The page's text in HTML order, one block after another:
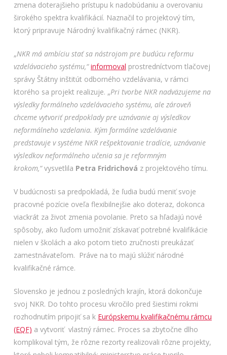
zmena doterajšieho prístupu k nadobúdaniu a overovaniu
širokého spektra kvalifikácií. Naznačil to projektový tím,
ktorý pripravuje Národný kvalifikačný rámec (NKR).
„NKR má ambíciu stať sa nástrojom pre budúcu reformu
vzdelávacieho systému,“ informoval prostredníctvom tlačovej
správy Štátny inštitút odborného vzdelávania, v rámci
ktorého sa projekt realizuje. „Pri tvorbe NKR nadväzujeme na
výsledky formálneho vzdelávacieho systému, ale zároveň
chceme vytvoriť predpoklady pre uznávanie aj výsledkov
neformálneho vzdelania. Kým formálne vzdelávanie
predstavuje v systéme NKR rešpektovanie tradície, uznávanie
výsledkov neformálneho učenia sa je reformným
krokom,“vysvetlila Petra Fridrichová z projektového tímu.
V budúcnosti sa predpokladá, že ľudia budú meniť svoje
pracovné pozície oveľa flexibilnejšie ako doteraz, dokonca
viackrát za život zmenia povolanie. Preto sa hľadajú nové
spôsoby, ako ľuďom umožniť získavať potrebné kvalifikácie
nielen v školách a ako potom tieto zručnosti preukázať
zamestnávateľom. Práve na to majú slúžiť národné
kvalifikačné rámce.
Slovensko je jednou z posledných krajín, ktorá dokončuje
svoj NKR. Do tohto procesu vkročilo pred šiestimi rokmi
rozhodnutím pripojiť sa k Európskemu kvalifikačnému rámcu
(EQF) a vytvoriť vlastný rámec. Proces sa zbytočne dlho
komplikoval tým, že rôzne rezorty realizovali rôzne projekty,